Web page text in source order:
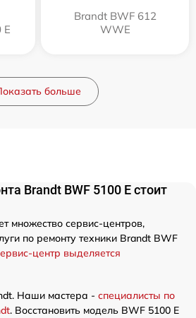
E
Brandt BWF 612
WWE
больше
Brandt BWF 5100 E стоит
множество сервис-центров,
по ремонту техники Brandt BWF
центр выделяется
Наши мастера - специалисты по
. Восстановить модель BWF 5100 E